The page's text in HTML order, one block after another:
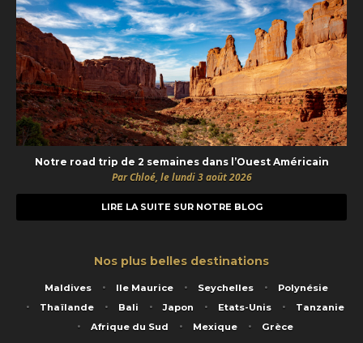
Notre road trip de 2 semaines dans l’Ouest Américain
Par Chloé, le lundi 3 août 2026
LIRE LA SUITE SUR NOTRE BLOG
Nos plus belles destinations
Maldives Ile Maurice Seychelles
Polynésie
Thaïlande
Bali Japon Etats-Unis
Tanzanie
Afrique du Sud
Mexique Grèce